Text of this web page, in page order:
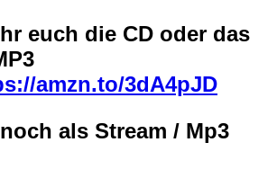
euch die CD oder das
amzn.to/3dA4pJD
als Stream / Mp3